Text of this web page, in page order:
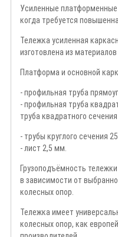
Усиленные
когда требуется
Тележка усиленная
изготовлена из
Платформа и основной
- профильная труба
- профильная труба
труба квадратного
- трубы круглого сечения
- лист 2,5 мм.
Грузоподъёмность
в зависимости от
колесных опор.
Тележка имеет
колесных опор, как